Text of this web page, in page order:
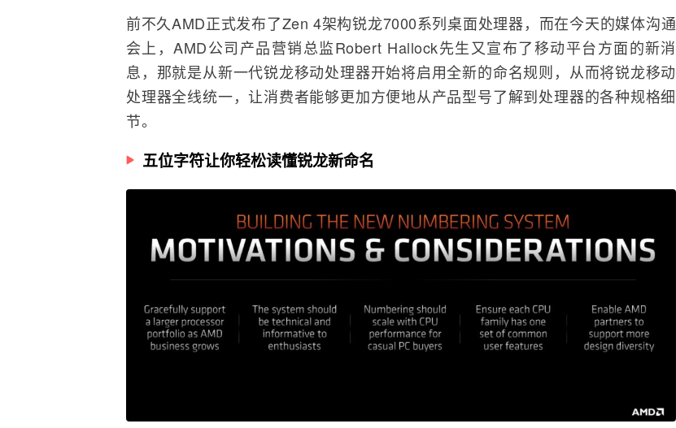
前不久AMD正式发布了Zen 4架构锐龙7000系列桌面处理器，而在今天的媒体沟通
会上，AMD公司产品营销总监Robert Hallock先生又宣布了移动平台方面的新消
息，那就是从新一代锐龙移动处理器开始将启用全新的命名规则，从而将锐龙移动
处理器全线统一，让消费者能够更加方便地从产品型号了解到处理器的各种规格细
节。
五位字符让你轻松读懂锐龙新命名